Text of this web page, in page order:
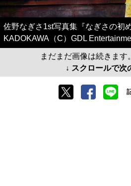
佐野なぎさ1st写真集『なぎさの初
KADOKAWA（C）GDL
まだまだ画像は続きます
↓ スクロールで次